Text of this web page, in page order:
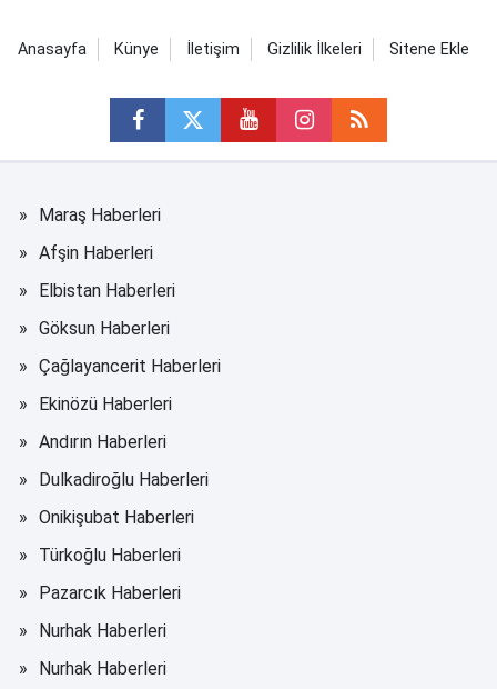
Anasayfa Künye İletişim Gizlilik İlkeleri Sitene Ekle
Maraş Haberleri
Afşin Haberleri
Elbistan Haberleri
Göksun Haberleri
Çağlayancerit Haberleri
Ekinözü Haberleri
Andırın Haberleri
Dulkadiroğlu Haberleri
Onikişubat Haberleri
Türkoğlu Haberleri
Pazarcık Haberleri
Nurhak Haberleri
Nurhak Haberleri